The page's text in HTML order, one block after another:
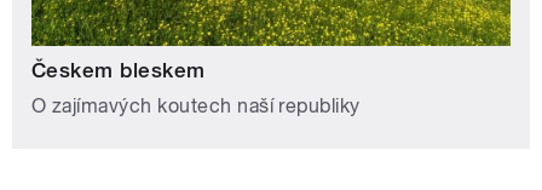
Českem bleskem
O zajímavých koutech naší republiky